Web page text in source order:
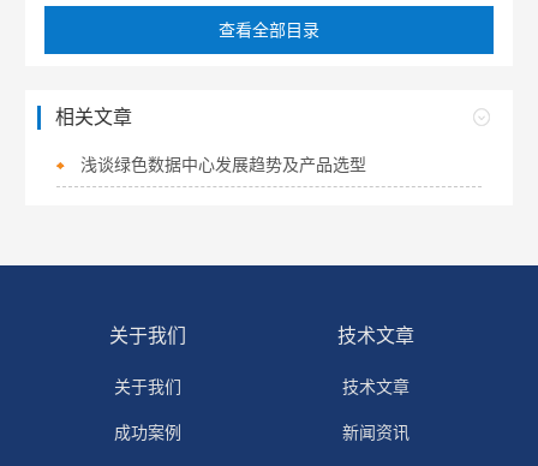
查看全部目录
相关文章
浅谈绿色数据中心发展趋势及产品选型
关于我们
关于我们
成功案例
技术文章
技术文章
新闻资讯